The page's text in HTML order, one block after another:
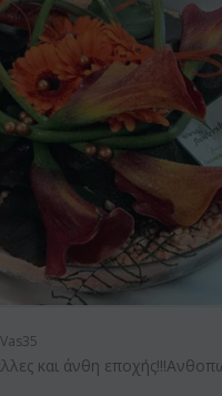
Vas35
και άνθη